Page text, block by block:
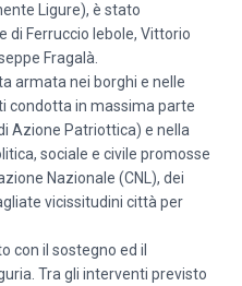
Ligure), è stato
di Ferruccio Iebole, Vittorio
Fragalà.
armata nei borghi e nelle
condotta in massima parte
Azione Patriottica) e nella
sociale e civile promosse
Nazionale (CNL), dei
vicissitudini città per
con il sostegno ed il
Tra gli interventi previsto